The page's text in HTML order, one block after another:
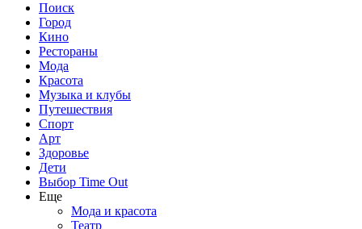
Поиск
Город
Кино
Рестораны
Мода
Красота
Музыка и клубы
Путешествия
Спорт
Арт
Здоровье
Дети
Выбор Time Out
Еще
Мода и красота
Театр